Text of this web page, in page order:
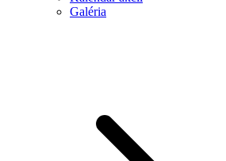
Galéria